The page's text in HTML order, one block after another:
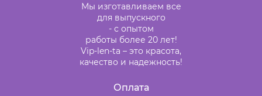
Мы изготавливаем все
для выпускного
- с опытом
работы более 20 лет!
Vip-len-ta – это красота,
качество и надежность!
Оплата